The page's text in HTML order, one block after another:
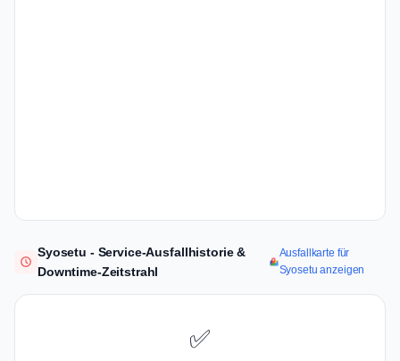
Syosetu - Service-Ausfallhistorie &
Downtime-Zeitstrahl
Ausfallkarte für
Syosetu anzeigen
✅